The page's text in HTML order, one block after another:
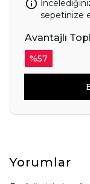
sepetinize
Avantajlı
%57
Yorumlar